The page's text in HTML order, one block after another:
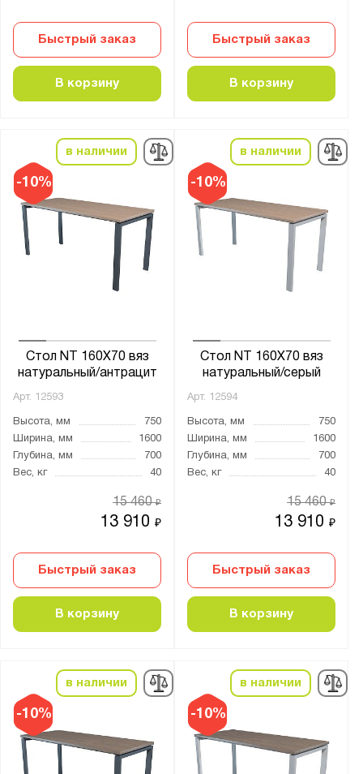
Быстрый заказ
В корзину
Быстрый заказ
В корзину
-10%
в наличии
Стол NT 160X70 вяз
натуральный/антрацит
Арт. 12593
Высота, мм
750
Ширина, мм
1600
Глубина, мм
700
Вес, кг
40
13 910₽
15 460₽
Быстрый заказ
В корзину
-10%
в наличии
Стол NT 160X70 вяз
натуральный/серый
Арт. 12594
Высота, мм
750
Ширина, мм
1600
Глубина, мм
700
Вес, кг
40
13 910₽
15 460₽
Быстрый заказ
В корзину
-10%
в наличии
-10%
в наличии